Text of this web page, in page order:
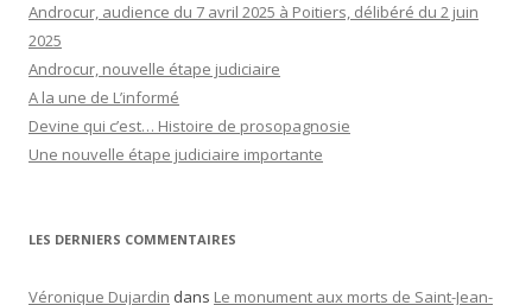
Androcur, audience du 7 avril 2025 à Poitiers, délibéré du 2 juin
2025
Androcur, nouvelle étape judiciaire
A la une de L’informé
Devine qui c’est… Histoire de prosopagnosie
Une nouvelle étape judiciaire importante
LES DERNIERS COMMENTAIRES
Véronique Dujardin dans Le monument aux morts de Saint-Jean-